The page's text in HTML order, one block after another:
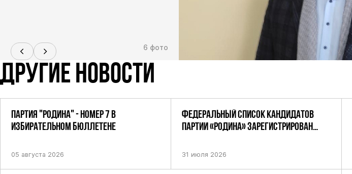
6 фото
ДРУГИЕ НОВОСТИ
ПАРТИЯ "РОДИНА" - НОМЕР 7 В
ИЗБИРАТЕЛЬНОМ БЮЛЛЕТЕНЕ
05 августа 2026
ФЕДЕРАЛЬНЫЙ СПИСОК КАНДИДАТОВ
ПАРТИИ «РОДИНА» ЗАРЕГИСТРИРОВАН
31 июля 2026